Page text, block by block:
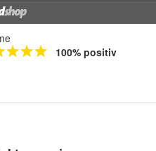
100% positiv